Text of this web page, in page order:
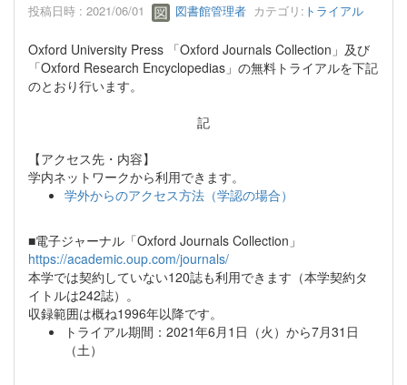
投稿日時 : 2021/06/01 図書館管理者 カテゴリ: トライアル
Oxford University Press 「Oxford Journals Collection」及び
「Oxford Research Encyclopedias」の無料トライアルを下記
のとおり行います。
記
【アクセス先・内容】
学内ネットワークから利用できます。
学外からのアクセス方法（学認の場合）
■電子ジャーナル「Oxford Journals Collection」
https://academic.oup.com/journals/
本学では契約していない120誌も利用できます（本学契約タ
イトルは242誌）。
収録範囲は概ね1996年以降です。
トライアル期間：2021年6月1日（火）から7月31日
（土）